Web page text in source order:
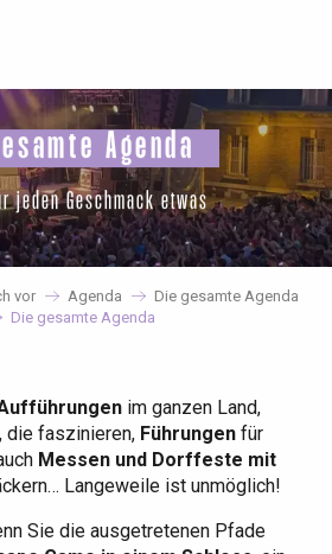
Agenda
jeden Geschmack etwas
vor Agenda
Die gesamte Agenda
Die gesamte Agenda
im ganzen Land,
, die faszinieren, Führungen für
Messen und Dorffeste mit
Langeweile ist unmöglich!
Sie die ausgetretenen Pfade